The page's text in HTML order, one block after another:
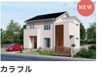
カラフル